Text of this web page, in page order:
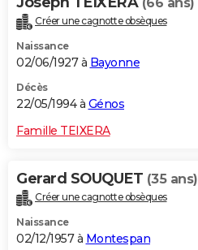
(66 ans)
Créer une cagnotte obsèques
Naissance
02/06/1927 à Bayonne
Décès
22/05/1994 à Génos
Famille TEIXERA
Gerard SOUQUET (35 ans)
Créer une cagnotte obsèques
Naissance
02/12/1957 à Montespan